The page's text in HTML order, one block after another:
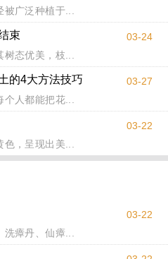
广泛种植于...
束
态优美，枝...
03-24
的4大方法技巧
人都能把花...
03-27
，呈现出美...
03-22
瘴丹、仙瘴...
03-22